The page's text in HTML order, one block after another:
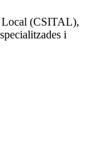
Local (CSITAL),
i